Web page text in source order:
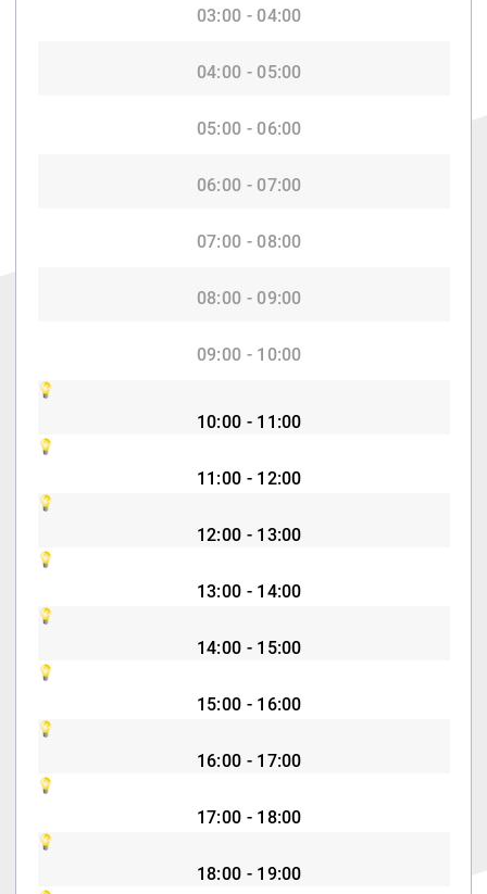
03:00 - 04:00
04:00 - 05:00
05:00 - 06:00
06:00 - 07:00
07:00 - 08:00
08:00 - 09:00
09:00 - 10:00
10:00 - 11:00
11:00 - 12:00
12:00 - 13:00
13:00 - 14:00
14:00 - 15:00
15:00 - 16:00
16:00 - 17:00
17:00 - 18:00
18:00 - 19:00